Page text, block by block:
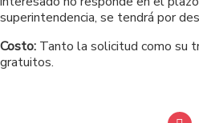
superintendencia, se tendrá por
Costo: Tanto la solicitud como su
gratuitos.